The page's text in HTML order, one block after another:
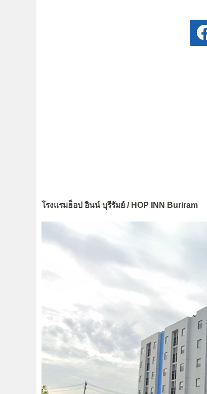
โรงแรมฮ็อป อินน์ บุรีรัมย์ / HOP INN Buriram